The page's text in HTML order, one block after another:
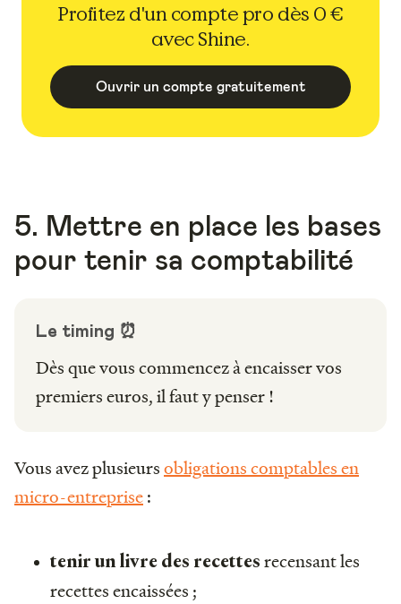
Profitez d'un compte pro dès 0 €
avec Shine.
Ouvrir un compte gratuitement
5. Mettre en place les bases
pour tenir sa comptabilité
Le timing ⏰
Dès que vous commencez à encaisser vos
premiers euros, il faut y penser !
Vous avez plusieursobligations comptables en
micro-entreprise:
tenir un livre des recettes recensant les
recettes encaissées ;